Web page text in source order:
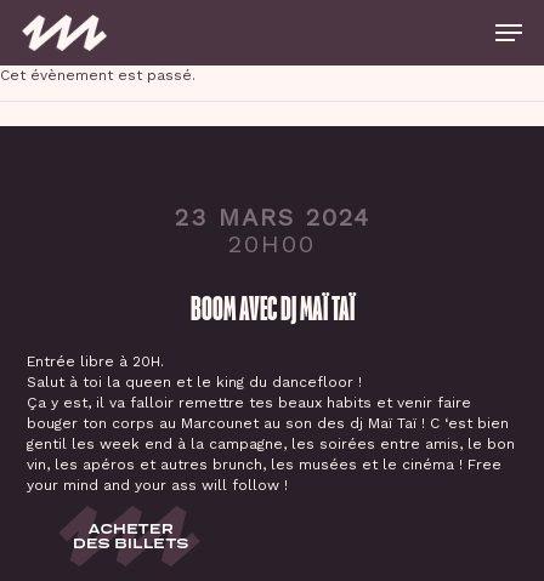
main
content
Cet évènement est passé.
23 MARS 2024
20H00
BOOM AVEC DJ MAÏ TAÏ
Entrée libre à 20H.
Salut à toi la queen et le king du dancefloor !
Ça y est, il va falloir remettre tes beaux habits et venir faire
bouger ton corps au Marcounet au son des dj Maï Taï ! C ‘est bien
gentil les week end à la campagne, les soirées entre amis, le bon
vin, les apéros et autres brunch, les musées et le cinéma ! Free
your mind and your ass will follow !
Close